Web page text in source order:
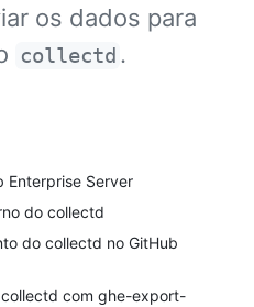
os dados para
collectd .
Enterprise Server
do collectd
do collectd no GitHub
com ghe-export-